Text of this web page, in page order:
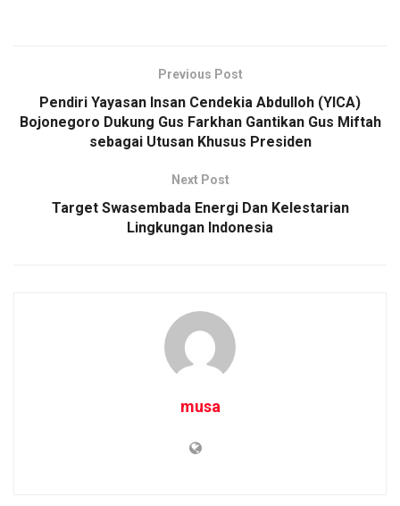
Previous Post
Pendiri Yayasan Insan Cendekia Abdulloh (YICA)
Bojonegoro Dukung Gus Farkhan Gantikan Gus Miftah
sebagai Utusan Khusus Presiden
Next Post
Target Swasembada Energi Dan Kelestarian
Lingkungan Indonesia
musa